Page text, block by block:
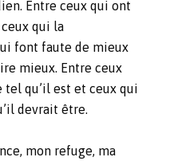
Entre ceux qui ont
qui la
font faute de mieux
mieux. Entre ceux
qu’il est et ceux qui
devrait être.
mon refuge, ma